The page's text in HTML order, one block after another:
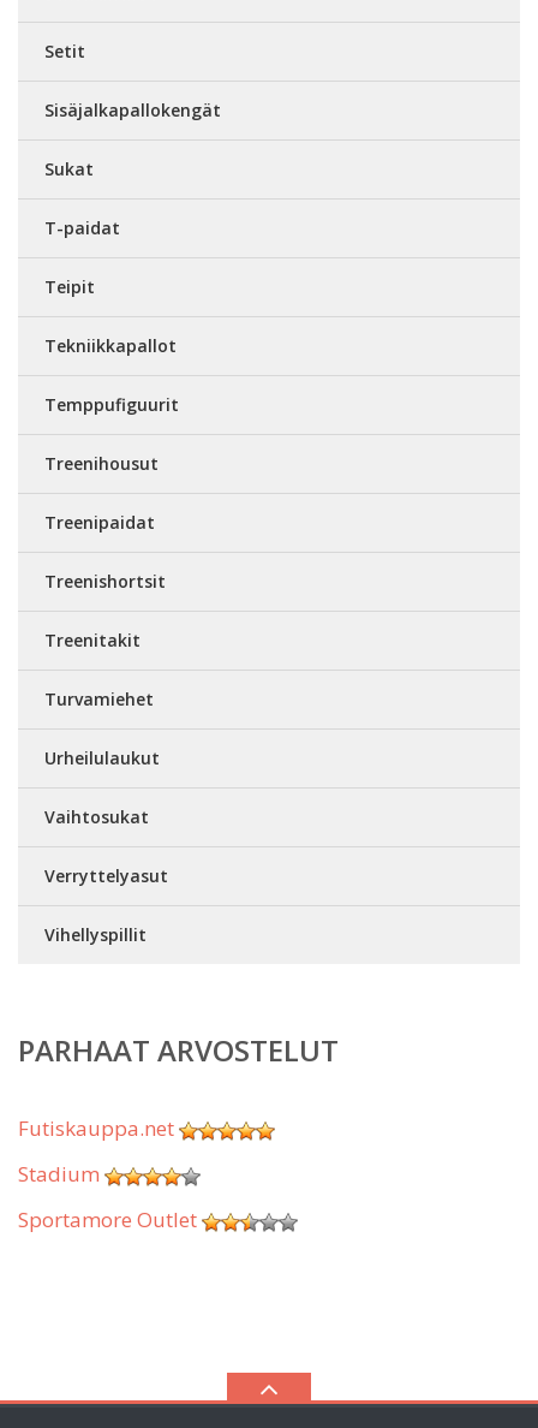
Setit
Sisäjalkapallokengät
Sukat
T-paidat
Teipit
Tekniikkapallot
Temppufiguurit
Treenihousut
Treenipaidat
Treenishortsit
Treenitakit
Turvamiehet
Urheilulaukut
Vaihtosukat
Verryttelyasut
Vihellyspillit
PARHAAT ARVOSTELUT
Futiskauppa.net
Stadium
Sportamore Outlet